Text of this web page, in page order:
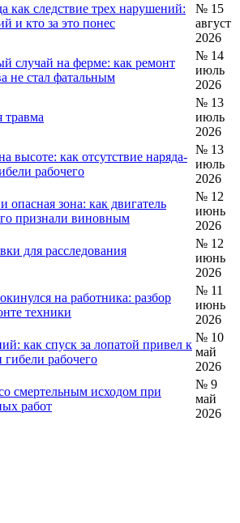
как следствие трех нарушений:
и кто за это понес
№ 15
август
2026
случай на ферме: как ремонт
не стал фатальным
№ 14
июль
2026
травма
№ 13
июль
2026
высоте: как отсутствие наряда-
рабочего
№ 13
июль
2026
опасная зона: как двигатель
признали виновным
№ 12
июнь
2026
для расследования
№ 12
июнь
2026
на работника: разбор
техники
№ 11
июнь
2026
как спуск за лопатой привел к
рабочего
№ 10
май
2026
смертельным исходом при
работ
№ 9
май
2026